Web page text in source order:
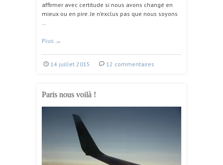
affirmer avec certitude si nous avons changé en
mieux ou en pire. Je n’exclus pas que nous soyons
…
Plus →
14 juillet 2015 12 commentaires
Paris nous voilà !